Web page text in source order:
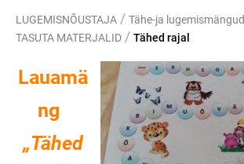
LUGEMISNÕUSTAJA / Tähe-ja lugemismängud
TASUTA MATERJALID / Tähed rajal
Lauamä
ng
„Tähed